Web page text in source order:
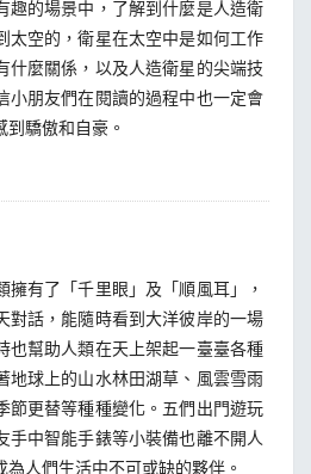
的場景中，了解到什麼是人造衛
太空的，衛星在太空中是如何工作
什麼關係，以及人造衛星的尖端技
小朋友們在閱讀的過程中也一定會
驕傲和自豪。
有了「千里眼」及「順風耳」，
對話，能隨時看到大洋彼岸的一場
也幫助人類在天上架起一臺臺各種
地球上的山水林田湖草、風雲雪雨
節更替等種種變化。五們出門遊玩
手中智能手錶等小裝備也離不開人
人們生活中不可或缺的夥伴。